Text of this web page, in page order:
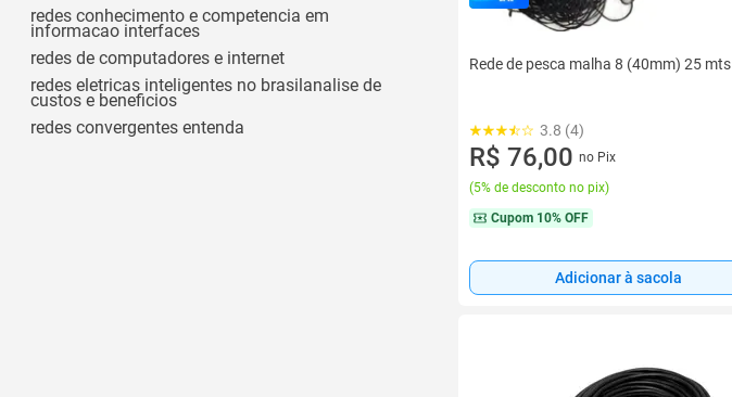
redes conhecimento e competencia em
informacao interfaces
redes de computadores e internet
redes eletricas inteligentes no brasilanalise de
custos e beneficios
redes convergentes entenda
Rede de pesca malha 8 (40mm) 25 mts
3.8 (4)
R$ 76,00 no Pix
(5% de desconto no pix)
Cupom 10% OFF
Adicionar à sacola